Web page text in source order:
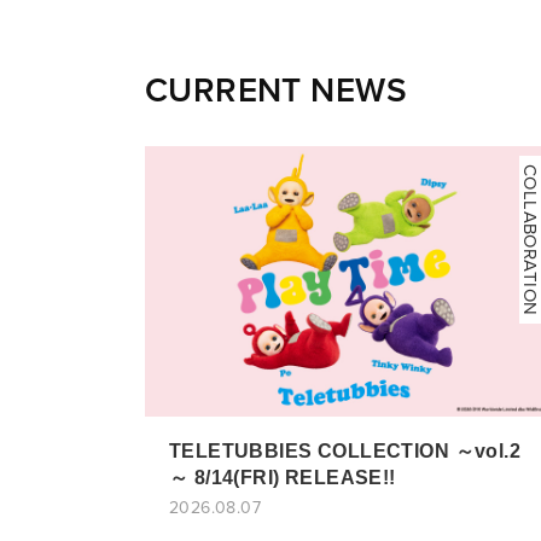
CURRENT NEWS
COLLABORATION
TELETUBBIES COLLECTION ～vol.2
～ 8/14(FRI) RELEASE!!
2026.08.07